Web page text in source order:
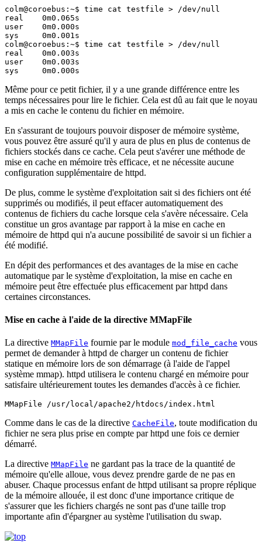
colm@coroebus:~$ time cat testfile > /dev/null
real    0m0.065s
user    0m0.000s
sys     0m0.001s
colm@coroebus:~$ time cat testfile > /dev/null
real    0m0.003s
user    0m0.003s
sys     0m0.000s
Même pour ce petit fichier, il y a une grande différence entre les
temps nécessaires pour lire le fichier. Cela est dû au fait que le noyau
a mis en cache le contenu du fichier en mémoire.
En s'assurant de toujours pouvoir disposer de mémoire système,
vous pouvez être assuré qu'il y aura de plus en plus de contenus de
fichiers stockés dans ce cache. Cela peut s'avérer une méthode de
mise en cache en mémoire très efficace, et ne nécessite aucune
configuration supplémentaire de httpd.
De plus, comme le système d'exploitation sait si des fichiers ont été
supprimés ou modifiés, il peut effacer automatiquement des
contenus de fichiers du cache lorsque cela s'avère nécessaire. Cela
constitue un gros avantage par rapport à la mise en cache en
mémoire de httpd qui n'a aucune possibilité de savoir si un fichier a
été modifié.
En dépit des performances et des avantages de la mise en cache
automatique par le système d'exploitation, la mise en cache en
mémoire peut être effectuée plus efficacement par httpd dans
certaines circonstances.
Mise en cache à l'aide de la directive MMapFile
La directive MMapFile fournie par le module mod_file_cache vous
permet de demander à httpd de charger un contenu de fichier
statique en mémoire lors de son démarrage (à l'aide de l'appel
système mmap). httpd utilisera le contenu chargé en mémoire pour
satisfaire ultérieurement toutes les demandes d'accès à ce fichier.
MMapFile /usr/local/apache2/htdocs/index.html
Comme dans le cas de la directive CacheFile, toute modification du
fichier ne sera plus prise en compte par httpd une fois ce dernier
démarré.
La directive MMapFile ne gardant pas la trace de la quantité de
mémoire qu'elle alloue, vous devez prendre garde de ne pas en
abuser. Chaque processus enfant de httpd utilisant sa propre réplique
de la mémoire allouée, il est donc d'une importance critique de
s'assurer que les fichiers chargés ne sont pas d'une taille trop
importante afin d'épargner au système l'utilisation du swap.